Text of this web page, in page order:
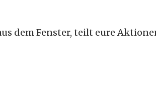
dem Fenster, teilt eure